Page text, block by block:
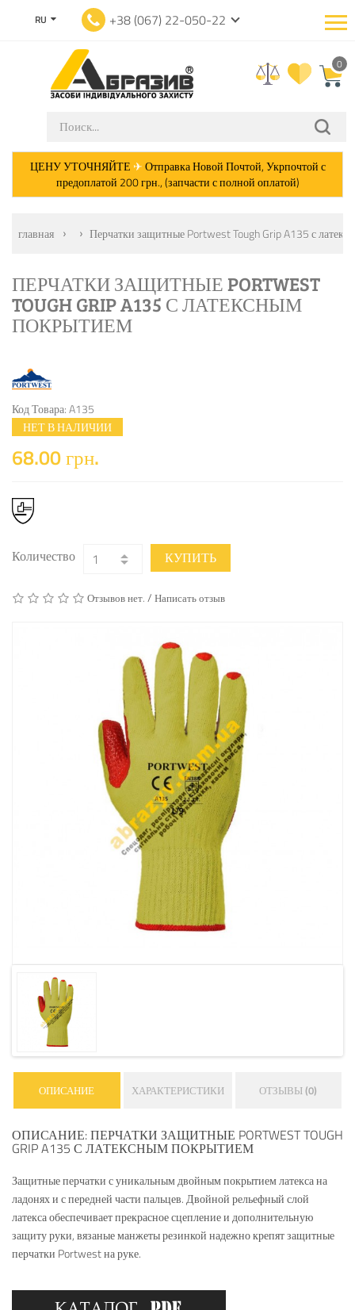
RU +38 (067) 22-050-22
0
ЦЕНУ УТОЧНЯЙТЕ ✈Отправка Новой Почтой, Укрпочтой с
предоплатой 200 грн., (запчасти с полной оплатой)
главная Перчатки защитные Portwest Tough Grip A135 с
ПЕРЧАТКИ ЗАЩИТНЫЕ PORTWEST
TOUGH GRIP A135 С ЛАТЕКСНЫМ
ПОКРЫТИЕМ
Код Товара: A135
НЕТ В НАЛИЧИИ
68.00 грн.
Количество КУПИТЬ
Отзывов нет. / Написать отзыв
ОПИСАНИЕ ХАРАКТЕРИСТИКИ ОТЗЫВЫ (0)
ОПИСАНИЕ: ПЕРЧАТКИ ЗАЩИТНЫЕ PORTWEST TOUGH
GRIP A135 С ЛАТЕКСНЫМ ПОКРЫТИЕМ
Защитные перчатки с уникальным двойным покрытием латекса на
ладонях и с передней части пальцев. Двойной рельефный слой
латекса обеспечивает прекрасное сцепление и дополнительную
защиту руки, вязаные манжеты резинкой надежно крепят защитные
перчатки Portwest на руке.